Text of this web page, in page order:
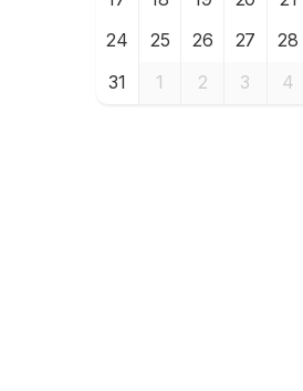
24
25 26 27 28
31
1 2 3 4